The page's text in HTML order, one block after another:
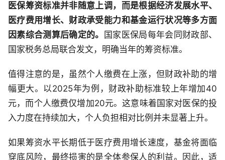
医保筹资标准并非随意上调，而是根据经济发展水平、
医疗费用增长、财政承受能力和基金运行状况等多方面
因素综合测算后确定的。
国家医保局每年会同财政部、
国家税务总局联合发文，明确当年的筹资标准。
值得注意的是，虽然个人缴费在上涨，但财政补助的增
幅更大。以2025年为例，财政补助标准较上年增加40
元，而个人缴费仅增加20元。这意味着国家对医保的投
入力度在持续加大，个人负担相对比例并未显著上升。
如果筹资水平长期低于医疗费用增长速度，基金将面临
穿底风险，最终损害的是全体参保人的利益。因此，适